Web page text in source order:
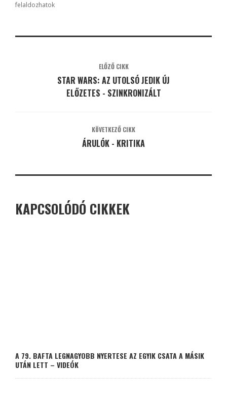
felaldozhatok
ELŐZŐ CIKK
STAR WARS: AZ UTOLSÓ JEDIK ÚJ
ELŐZETES - SZINKRONIZÁLT
KÖVETKEZŐ CIKK
ÁRULÓK - KRITIKA
KAPCSOLÓDÓ CIKKEK
A 79. BAFTA LEGNAGYOBB NYERTESE AZ EGYIK CSATA A MÁSIK
UTÁN LETT – VIDEÓK